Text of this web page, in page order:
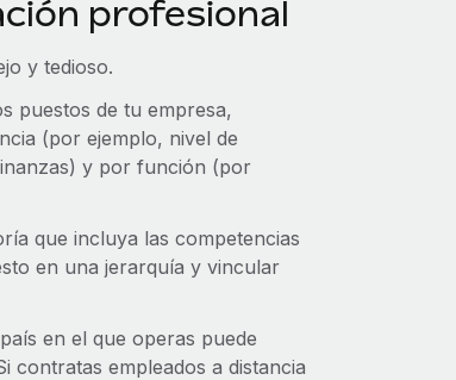
profesional
y tedioso.
puestos de tu empresa,
(por ejemplo, nivel de
y por función (por
que incluya las competencias
en una jerarquía y vincular
en el que operas puede
contratas empleados a distancia